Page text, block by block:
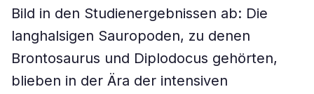
Bild in den Studienergebnissen ab: Die
langhalsigen Sauropoden, zu denen
Brontosaurus und Diplodocus gehörten,
blieben in der Ära der intensiven